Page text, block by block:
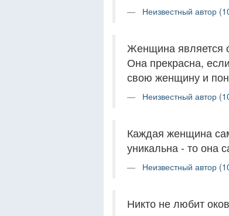
Неизвестный автор
Женщина является
Она прекрасна,
свою женщину и
Неизвестный автор
Каждая женщина
уникальна - то она
Неизвестный автор
Никто не любит